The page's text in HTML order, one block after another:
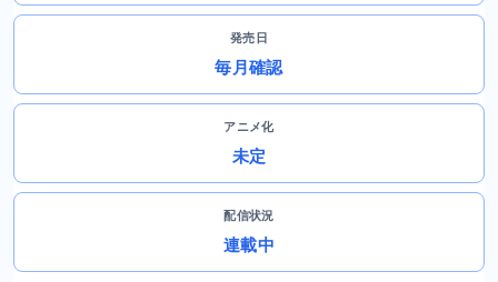
発売日
毎月確認
アニメ化
未定
配信状況
連載中